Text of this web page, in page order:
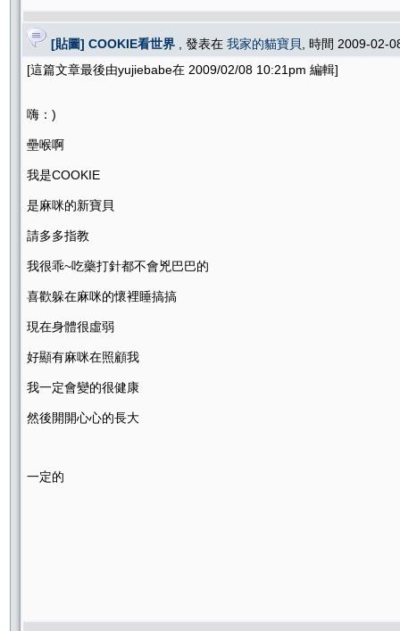
[貼圖] COOKIE看世界 , 發表在 我家的貓寶貝
, 時間 2009-02-
[這篇文章最後由yujiebabe在 2009/02/08 10:21pm 編輯]
嗨：)
壘喉啊
我是COOKIE
是麻咪的新寶貝
請多多指教
我很乖~吃藥打針都不會兇巴巴的
喜歡躲在麻咪的懷裡睡搞搞
現在身體很虛弱
好顯有麻咪在照顧我
我一定會變的很健康
然後開開心心的長大
一定的